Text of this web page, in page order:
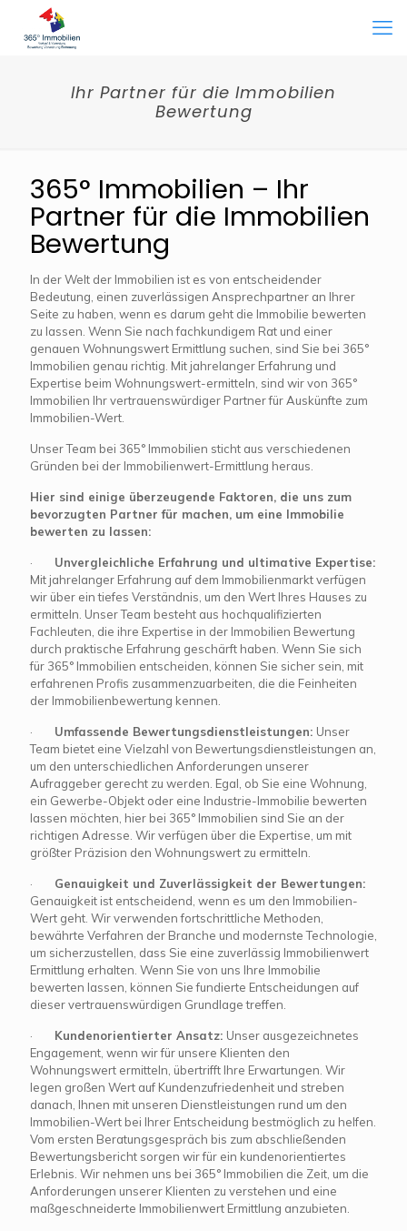
Ihr Partner für die Immobilien
Bewertung
365° Immobilien – Ihr
Partner für die Immobilien
Bewertung
In der Welt der Immobilien ist es von entscheidender
Bedeutung, einen zuverlässigen Ansprechpartner an Ihrer
Seite zu haben, wenn es darum geht die Immobilie bewerten
zu lassen. Wenn Sie nach fachkundigem Rat und einer
genauen Wohnungswert Ermittlung suchen, sind Sie bei 365°
Immobilien genau richtig. Mit jahrelanger Erfahrung und
Expertise beim Wohnungswert-ermitteln, sind wir von 365°
Immobilien Ihr vertrauenswürdiger Partner für Auskünfte zum
Immobilien-Wert.
Unser Team bei 365° Immobilien sticht aus verschiedenen
Gründen bei der Immobilienwert-Ermittlung heraus.
Hier sind einige überzeugende Faktoren, die uns zum
bevorzugten Partner für machen, um eine Immobilie
bewerten zu lassen:
· Unvergleichliche Erfahrung und ultimative Expertise:
Mit jahrelanger Erfahrung auf dem Immobilienmarkt verfügen
wir über ein tiefes Verständnis, um den Wert Ihres Hauses zu
ermitteln. Unser Team besteht aus hochqualifizierten
Fachleuten, die ihre Expertise in der Immobilien Bewertung
durch praktische Erfahrung geschärft haben. Wenn Sie sich
für 365° Immobilien entscheiden, können Sie sicher sein, mit
erfahrenen Profis zusammenzuarbeiten, die die Feinheiten
der Immobilienbewertung kennen.
· Umfassende Bewertungsdienstleistungen: Unser
Team bietet eine Vielzahl von Bewertungsdienstleistungen an,
um den unterschiedlichen Anforderungen unserer
Aufraggeber gerecht zu werden. Egal, ob Sie eine Wohnung,
ein Gewerbe-Objekt oder eine Industrie-Immobilie bewerten
lassen möchten, hier bei 365° Immobilien sind Sie an der
richtigen Adresse. Wir verfügen über die Expertise, um mit
größter Präzision den Wohnungswert zu ermitteln.
· Genauigkeit und Zuverlässigkeit der Bewertungen:
Genauigkeit ist entscheidend, wenn es um den Immobilien-
Wert geht. Wir verwenden fortschrittliche Methoden,
bewährte Verfahren der Branche und modernste Technologie,
um sicherzustellen, dass Sie eine zuverlässig Immobilienwert
Ermittlung erhalten. Wenn Sie von uns Ihre Immobilie
bewerten lassen, können Sie fundierte Entscheidungen auf
dieser vertrauenswürdigen Grundlage treffen.
· Kundenorientierter Ansatz: Unser ausgezeichnetes
Engagement, wenn wir für unsere Klienten den
Wohnungswert ermitteln, übertrifft Ihre Erwartungen. Wir
legen großen Wert auf Kundenzufriedenheit und streben
danach, Ihnen mit unseren Dienstleistungen rund um den
Immobilien-Wert bei Ihrer Entscheidung bestmöglich zu helfen.
Vom ersten Beratungsgespräch bis zum abschließenden
Bewertungsbericht sorgen wir für ein kundenorientiertes
Erlebnis. Wir nehmen uns bei 365° Immobilien die Zeit, um die
Anforderungen unserer Klienten zu verstehen und eine
maßgeschneiderte Immobilienwert Ermittlung anzubieten.